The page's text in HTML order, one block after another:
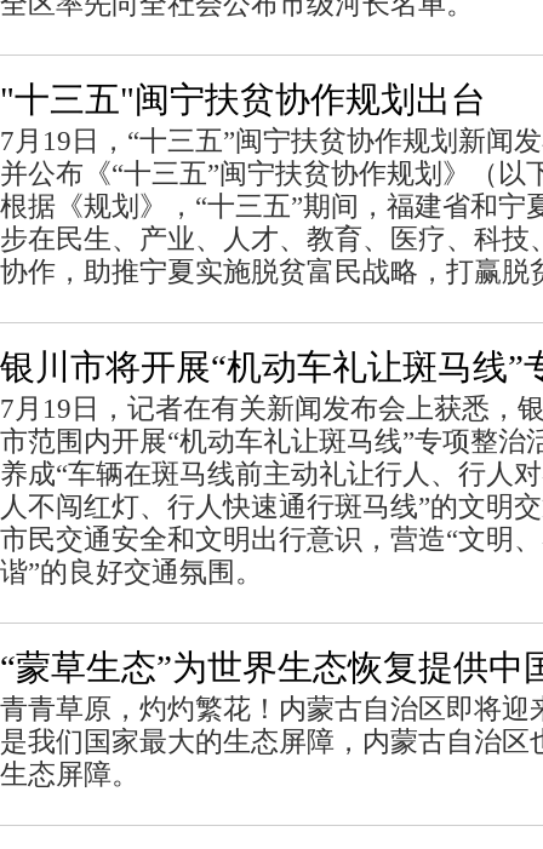
"十三五"闽宁扶贫协作规划出台
7月19日，“十三五”闽宁扶贫协作规划新闻
并公布《“十三五”闽宁扶贫协作规划》（以
根据《规划》，“十三五”期间，福建省和宁
步在民生、产业、人才、教育、医疗、科技
协作，助推宁夏实施脱贫富民战略，打赢脱
银川市将开展“机动车礼让斑马线”
7月19日，记者在有关新闻发布会上获悉，
市范围内开展“机动车礼让斑马线”专项整治
养成“车辆在斑马线前主动礼让行人、行人
人不闯红灯、行人快速通行斑马线”的文明
市民交通安全和文明出行意识，营造“文明
谐”的良好交通氛围。
“蒙草生态”为世界生态恢复提供中
青青草原，灼灼繁花！内蒙古自治区即将迎
是我们国家最大的生态屏障，内蒙古自治区
生态屏障。